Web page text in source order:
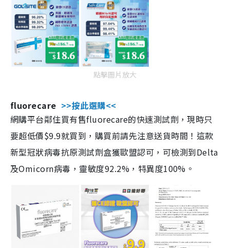
點擊圖片放大
fluorecare >>按此選購<<
網購平台鄰住買有售fluorecare的快速測試劑，現時只
要超低價$9.9就買到，購買前請先注意送貨時間！這款
新型冠狀病毒抗原測試劑盒獲歐盟認可，可檢測到Delta
及Omicorn病毒，靈敏度92.2%，特異度100%。